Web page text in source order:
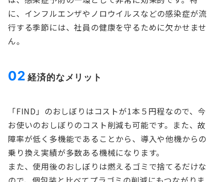
に、インフルエンザやノロウイルスなどの感染症が流
行する季節には、社員の健康を守るために欠かせませ
ん。
02 経済的なメリット
「FIND」のおしぼりはコストが1本５円程なので、今
お使いのおしぼりのコスト削減も可能です。また、故
障率が低く多機能であることから、導入や他機からの
乗り換え実績が多数ある機械になります。
また、使用後のおしぼりは燃えるゴミで捨てるだけな